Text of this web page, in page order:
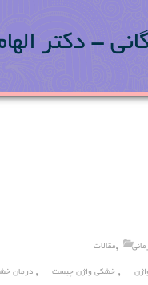
- دکتر
,مقالات
, خشکی واژن چیست , درمان